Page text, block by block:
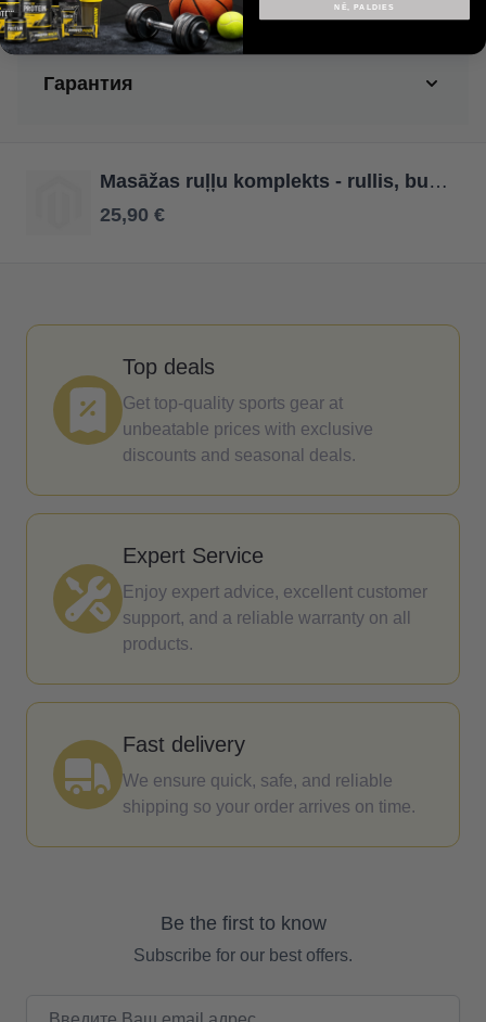
Оплата
Гарантия
Masāžas ruļļu komplekts - rullis, bumbiņa un dualball
25,90 €
Top deals
Get top-quality sports gear at
unbeatable prices with exclusive
discounts and seasonal deals.
Expert Service
Enjoy expert advice, excellent customer
support, and a reliable warranty on all
products.
Fast delivery
We ensure quick, safe, and reliable
shipping so your order arrives on time.
Be the first to know
Subscribe for our best offers.
NĒ, PALDIES